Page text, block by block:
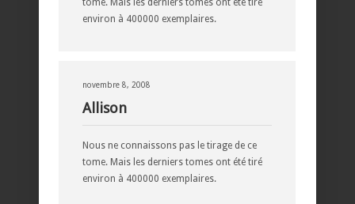
environ à 400000 exemplaires.
novembre 8, 2008
Allison
Nous ne connaissons pas le tirage de ce
tome. Mais les derniers tomes ont été tiré
environ à 400000 exemplaires.